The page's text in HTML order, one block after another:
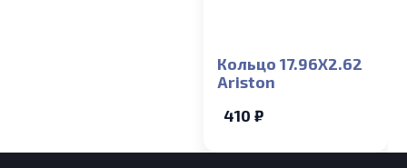
Кольцо 17.96X2.62
Ariston
410 ₽